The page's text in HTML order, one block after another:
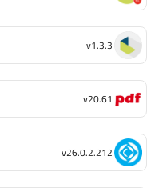
v1.3.3
v20.61
v26.0.2.212